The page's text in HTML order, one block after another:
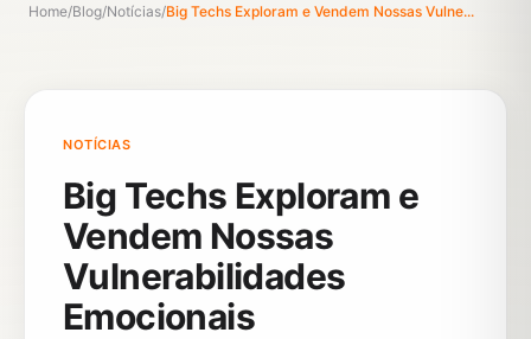
Home/Blog/Notícias/Big Techs Exploram e Vendem Nossas Vulne...
NOTÍCIAS
Big Techs Exploram e
Vendem Nossas
Vulnerabilidades
Emocionais